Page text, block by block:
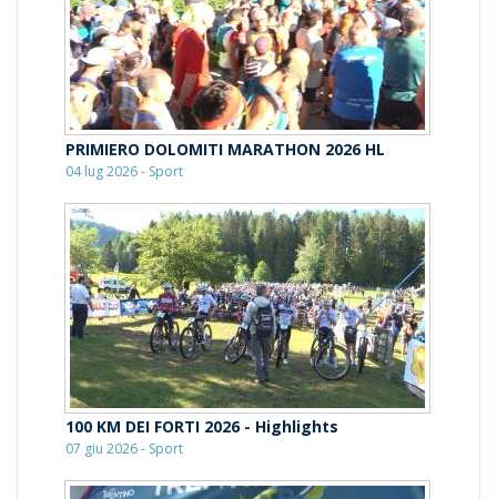
PRIMIERO DOLOMITI MARATHON 2026 HL
04 lug 2026 - Sport
100 KM DEI FORTI 2026 - Highlights
07 giu 2026 - Sport